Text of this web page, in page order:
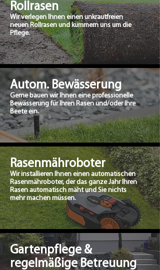
Rollrasen
Wir verlegen Ihnen einen unkrautfreien
neuen Rollrasen und kümmern uns um die
Pflege.
Autom. Bewässerung
Gerne bauen wir Ihnen eine professionelle
Bewässerung für Ihren Rasen und/oder Ihre
Beete ein.
Rasenmähroboter
Wir installieren Ihnen einen automatischen
Rasenmähroboter, der das ganze Jahr Ihren
Rasen automatisch mäht und Sie nichts
mehr machen müssen.
Gartenpflege &
regelmäßige Betreuung